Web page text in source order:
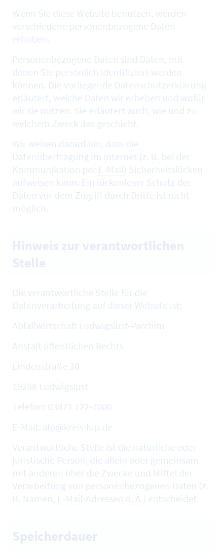
Wenn Sie diese Website benutzen, werden
verschiedene personenbezogene Daten
erhoben.
Personenbezogene Daten sind Daten, mit
denen Sie persönlich identifiziert werden
können. Die vorliegende Datenschutzerklärung
erläutert, welche Daten wir erheben und wofür
wir sie nutzen. Sie erläutert auch, wie und zu
welchem Zweck das geschieht.
Wir weisen darauf hin, dass die
Datenübertragung im Internet (z. B. bei der
Kommunikation per E-Mail) Sicherheitslücken
aufweisen kann. Ein lückenloser Schutz der
Daten vor dem Zugriff durch Dritte ist nicht
möglich.
Die verantwortliche Stelle für die
Datenverarbeitung auf dieser Website ist:
Abfallwirtschaft Ludwigslust-Parchim
Anstalt öffentlichen Rechts
Lindenstraße 30
19288 Ludwigslust
Telefon: 03871 722-7000
E-Mail: alp@kreis-lup.de
Verantwortliche Stelle ist die natürliche oder
juristische Person, die allein oder gemeinsam
mit anderen über die Zwecke und Mittel der
Verarbeitung von personenbezogenen Daten (z.
B. Namen, E-Mail-Adressen o. Ä.) entscheidet.